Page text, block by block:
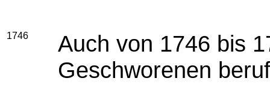
1746
Auch von 1746 bis
Geschworenen